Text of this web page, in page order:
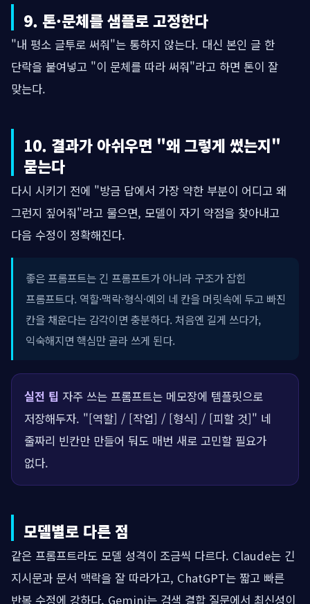
9. 톤·문체를 샘플로 고정한다
"내 평소 글투로 써줘"는 통하지 않는다. 대신 본인 글 한
단락을 붙여넣고 "이 문체를 따라 써줘"라고 하면 톤이 잘
맞는다.
10. 결과가 아쉬우면 "왜 그렇게 썼는지"
묻는다
다시 시키기 전에 "방금 답에서 가장 약한 부분이 어디고 왜
그런지 짚어줘"라고 물으면, 모델이 자기 약점을 찾아내고
다음 수정이 정확해진다.
좋은 프롬프트는 긴 프롬프트가 아니라 구조가 잡힌
프롬프트다. 역할·맥락·형식·예외 네 칸을 머릿속에 두고 빠진
칸을 채운다는 감각이면 충분하다. 처음엔 길게 쓰다가,
익숙해지면 핵심만 골라 쓰게 된다.
실전 팁 자주 쓰는 프롬프트는 메모장에 템플릿으로
저장해두자. "[역할] / [작업] / [형식] / [피할 것]" 네
줄짜리 빈칸만 만들어 둬도 매번 새로 고민할 필요가
없다.
모델별로 다른 점
같은 프롬프트라도 모델 성격이 조금씩 다르다. Claude는 긴
지시문과 문서 맥락을 잘 따라가고, ChatGPT는 짧고 빠른
반복 수정에 강하다. Gemini는 검색 결합 질문에서 최신성이